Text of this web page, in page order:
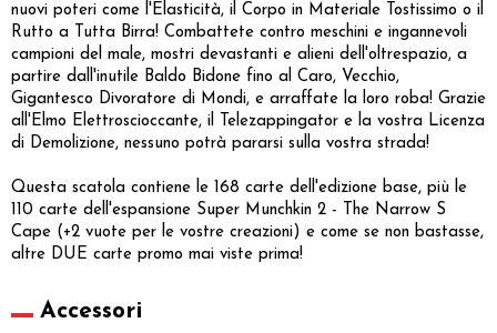
nuovi poteri come l'Elasticità, il Corpo in Materiale Tostissimo o il
Rutto a Tutta Birra! Combattete contro meschini e ingannevoli
campioni del male, mostri devastanti e alieni dell'oltrespazio, a
partire dall'inutile Baldo Bidone fino al Caro, Vecchio,
Gigantesco Divoratore di Mondi, e arraffate la loro roba! Grazie
all'Elmo Elettroscioccante, il Telezappingator e la vostra Licenza
di Demolizione, nessuno potrà pararsi sulla vostra strada!
Questa scatola contiene le 168 carte dell'edizione base, più le
110 carte dell'espansione Super Munchkin 2 - The Narrow S
Cape (+2 vuote per le vostre creazioni) e come se non bastasse,
altre DUE carte promo mai viste prima!
Accessori